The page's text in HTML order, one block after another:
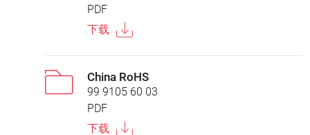
PDF
下载
China RoHS
99 9105 60 03
PDF
下载